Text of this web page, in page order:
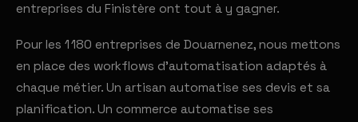
entreprises du Finistère ont tout à y gagner.
Pour les 1 180 entreprises de Douarnenez, nous mettons
en place des workflows d'automatisation adaptés à
chaque métier. Un artisan automatise ses devis et sa
planification. Un commerce automatise ses